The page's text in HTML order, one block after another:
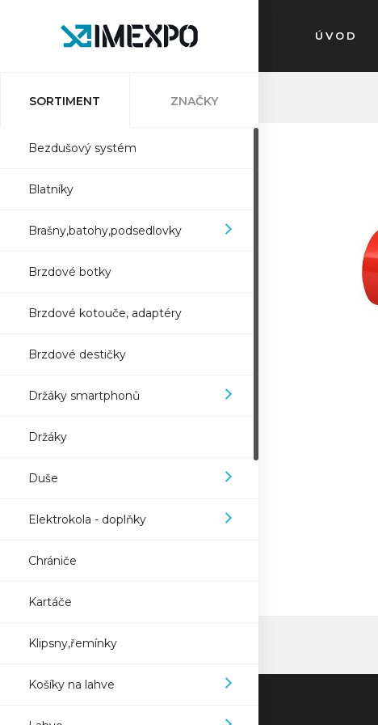
SORTIMENT ZNAČKY
Bezdušový systém
Blatníky
Brašny,batohy,podsedlovky
Brzdové botky
Brzdové kotouče, adaptéry
Brzdové destičky
Držáky smartphonů
Držáky
Duše
Elektrokola - doplňky
Chrániče
Kartáče
Klipsny,řemínky
Košíky na lahve
ÚVOD